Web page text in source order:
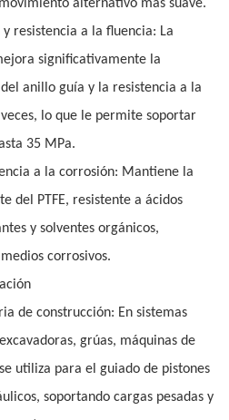
alternativo más suave.
resistencia a la fluencia: La
significativamente la
anillo guía y la resistencia a la
lo que le permite soportar
35 MPa.
a la corrosión: Mantiene la
del PTFE, resistente a ácidos
y solventes orgánicos,
corrosivos.
de construcción: En sistemas
grúas, máquinas de
utiliza para el guiado de pistones
soportando cargas pesadas y